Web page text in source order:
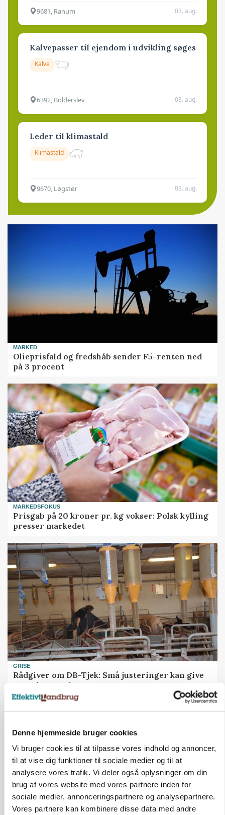
Denne hjemmeside bruger cookies
Vi bruger cookies til at tilpasse vores indhold og annoncer,
til at vise dig funktioner til sociale medier og til at
analysere vores trafik. Vi deler også oplysninger om din
brug af vores website med vores partnere inden for
sociale medier, annonceringspartnere og analysepartnere.
Vores partnere kan kombinere disse data med andre
9681, Ranum 03. aug.
Kalvepasser til ejendom i udvikling søges
Kalve
6392, Bolderslev 03. aug.
Leder til klimastald
Klimastald
9670, Løgstør 03. aug.
MARKED
Olieprisfald og fredshåb sender F5-renten ned
på 3 procent
MARKEDSFOKUS
Prisgab på 20 kroner pr. kg vokser: Polsk kylling
presser markedet
GRISE
Rådgiver om DB-Tjek: Små justeringer kan give
store besparelser
Loading...